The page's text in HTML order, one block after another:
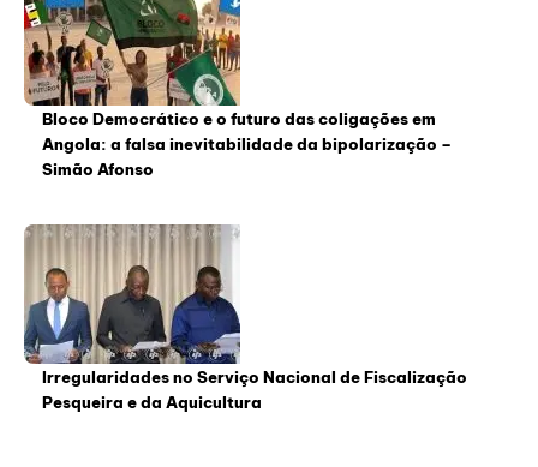
Bloco Democrático e o futuro das coligações em
Angola: a falsa inevitabilidade da bipolarização –
Simão Afonso
Irregularidades no Serviço Nacional de Fiscalização
Pesqueira e da Aquicultura